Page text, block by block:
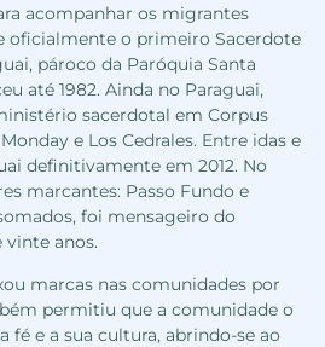
acompanhar os migrantes
oficialmente o primeiro Sacerdote
pároco da Paróquia Santa
até 1982. Ainda no Paraguai,
sacerdotal em Corpus
e Los Cedrales. Entre idas e
definitivamente em 2012. No
marcantes: Passo Fundo e
foi mensageiro do
vinte anos.
marcas nas comunidades por
permitiu que a comunidade o
fé e a sua cultura, abrindo-se ao